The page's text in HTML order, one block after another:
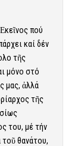
πού
καί δέν
τῆς
μόνο στό
μας, ἀλλά
τῆς
του, μέ τήν
θανάτου,